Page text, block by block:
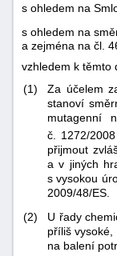
s ohledem na
s ohledem na
a zejména na čl.
vzhledem k těmto
(1)
Za účelem
stanoví
mutagenní
č. 1272/2008
přijmout
a v jiných
s vysokou
2009/48/ES.
(2)
U řady
příliš
na balení